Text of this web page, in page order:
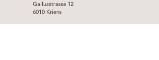
Gallusstrasse 12
6010 Kriens​